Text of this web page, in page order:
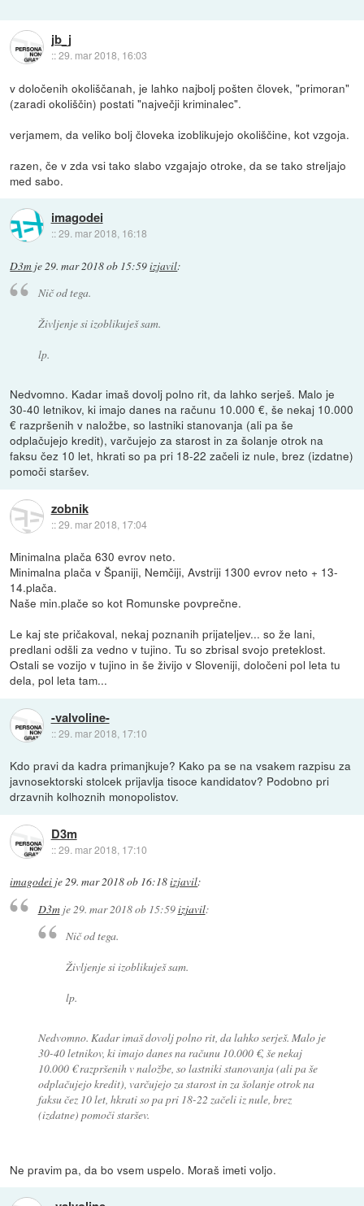
jb_j
::29. mar 2018, 16:03
v določenih okoliščanah, je lahko najbolj pošten človek, "primoran"
(zaradi okoliščin) postati "največji kriminalec".
verjamem, da veliko bolj človeka izoblikujejo okoliščine, kot vzgoja.
razen, če v zda vsi tako slabo vzgajajo otroke, da se tako streljajo
med sabo.
imagodei
::29. mar 2018, 16:18
D3m je29. mar 2018 ob 15:59izjavil:
Nič od tega.
Življenje si izoblikuješ sam.
lp.
Nedvomno. Kadar imaš dovolj polno rit, da lahko serješ. Malo je
30-40 letnikov, ki imajo danes na računu 10.000 €, še nekaj 10.000
€ razpršenih v naložbe, so lastniki stanovanja (ali pa še
odplačujejo kredit), varčujejo za starost in za šolanje otrok na
faksu čez 10 let, hkrati so pa pri 18-22 začeli iz nule, brez (izdatne)
pomoči staršev.
zobnik
::29. mar 2018, 17:04
Minimalna plača 630 evrov neto.
Minimalna plača v Španiji, Nemčiji, Avstriji 1300 evrov neto + 13-
14.plača.
Naše min.plače so kot Romunske povprečne.
Le kaj ste pričakoval, nekaj poznanih prijateljev... so že lani,
predlani odšli za vedno v tujino. Tu so zbrisal svojo preteklost.
Ostali se vozijo v tujino in še živijo v Sloveniji, določeni pol leta tu
dela, pol leta tam...
-valvoline-
::29. mar 2018, 17:10
Kdo pravi da kadra primanjkuje? Kako pa se na vsakem razpisu za
javnosektorski stolcek prijavlja tisoce kandidatov? Podobno pri
drzavnih kolhoznih monopolistov.
D3m
::29. mar 2018, 17:10
imagodei je29. mar 2018 ob 16:18izjavil:
D3mje29. mar 2018 ob 15:59izjavil:
Nič od tega.
Življenje si izoblikuješ sam.
lp.
Nedvomno. Kadar imaš dovolj polno rit, da lahko serješ. Malo je
30-40 letnikov, ki imajo danes na računu 10.000 €, še nekaj
10.000 € razpršenih v naložbe, so lastniki stanovanja (ali pa še
odplačujejo kredit), varčujejo za starost in za šolanje otrok na
faksu čez 10 let, hkrati so pa pri 18-22 začeli iz nule, brez
(izdatne) pomoči staršev.
Ne pravim pa, da bo vsem uspelo. Moraš imeti voljo.